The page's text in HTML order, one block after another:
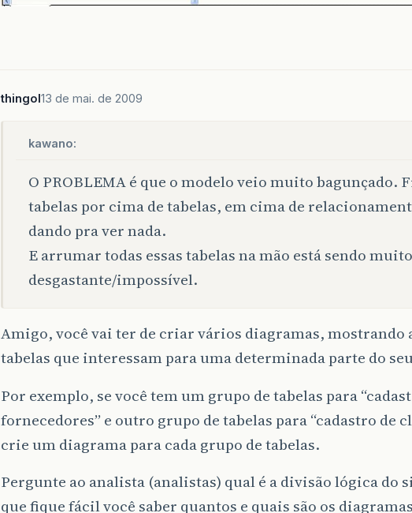
thingol13 de mai. de 2009
kawano:
O PROBLEMA é que o modelo veio muito bagunçado.
tabelas por cima de tabelas, em cima de
dando pra ver nada.
E arrumar todas essas tabelas na mão está sendo muito
desgastante/impossível.
Amigo, você vai ter de criar vários diagramas, mostrando
tabelas que interessam para uma determinada parte do
Por exemplo, se você tem um grupo de tabelas para
fornecedores” e outro grupo de tabelas para “cadastro de
crie um diagrama para cada grupo de tabelas.
Pergunte ao analista (analistas) qual é a divisão lógica do
que fique fácil você saber quantos e quais são os